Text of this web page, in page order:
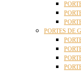
PORTES DE